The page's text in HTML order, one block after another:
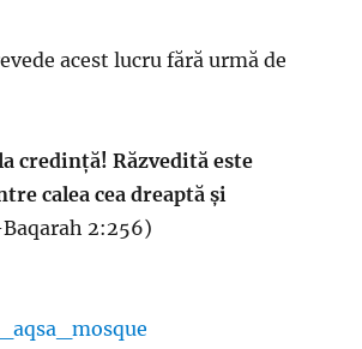
acest lucru fără urmă de
credință! Răzvedită este
calea cea dreaptă și
2:256)